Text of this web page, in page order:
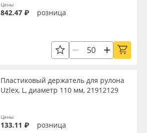
Цены
842.47 ₽ розница
Пластиковый держатель для рулона
Uzlex, L, диаметр 110 мм, 21912129
Цены
133.11 ₽ розница